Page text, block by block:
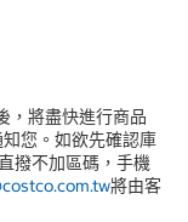
，將盡快進行商品
您。如欲先確認庫
撥不加區碼，手機
將由客